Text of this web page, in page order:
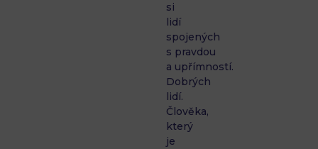
si
lidí
spojených
s pravdou
a upřímností.
Dobrých
lidí.
Člověka,
který
je